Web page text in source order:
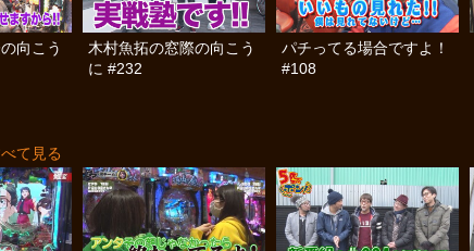
向こう
木村魚拓の窓際の向こう
に #232
パチってる場合ですよ！
#108
て見る